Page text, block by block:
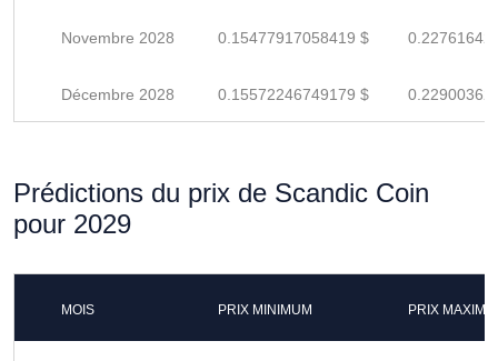
Novembre 2028 0.15477917058419 $
Décembre 2028 0.15572246749179 $
Prédictions du prix de Scandic Coin
pour 2029
MOIS PRIX MINIMUM PRIX